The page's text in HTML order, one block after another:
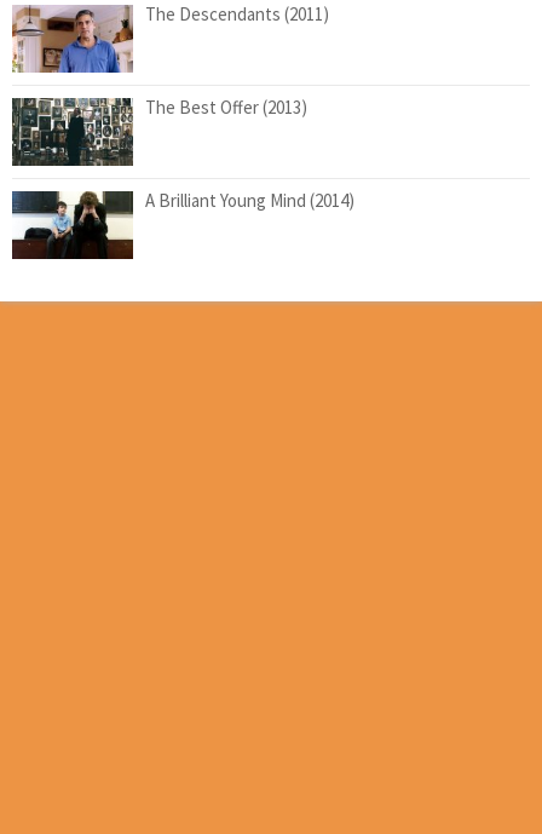
The Descendants (2011)
The Best Offer (2013)
A Brilliant Young Mind (2014)